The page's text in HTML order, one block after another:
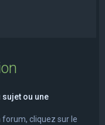
ou une
forum, cliquez sur le